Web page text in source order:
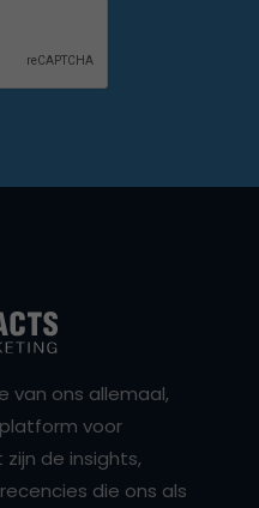
van ons allemaal,
voor
de insights,
die ons als